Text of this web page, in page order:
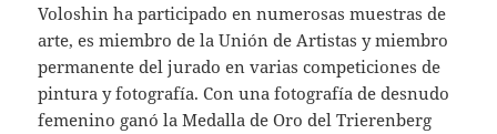
Voloshin ha participado en numerosas muestras de
arte, es miembro de la Unión de Artistas y miembro
permanente del jurado en varias competiciones de
pintura y fotografía. Con una fotografía de desnudo
femenino ganó la Medalla de Oro del Trierenberg